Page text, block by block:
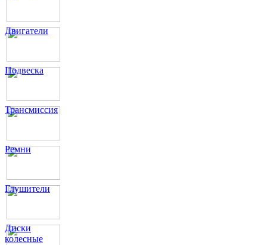
Двигатели
Подвеска
Трансмиссия
Ремни
Глушители
Диски
колесные